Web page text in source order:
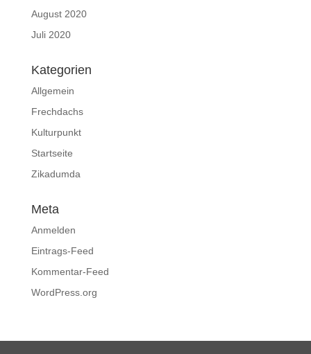
August 2020
Juli 2020
Kategorien
Allgemein
Frechdachs
Kulturpunkt
Startseite
Zikadumda
Meta
Anmelden
Eintrags-Feed
Kommentar-Feed
WordPress.org